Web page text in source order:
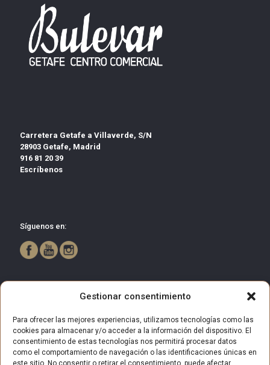
Gestionar consentimiento
Para ofrecer las mejores experiencias, utilizamos tecnologías como las
cookies para almacenar y/o acceder a la información del dispositivo. El
consentimiento de estas tecnologías nos permitirá procesar datos
como el comportamiento de navegación o las identificaciones únicas en
este sitio. No consentir o retirar el consentimiento, puede afectar
Carretera Getafe a Villaverde, S/N
28903 Getafe, Madrid
916 81 20 39
Escríbenos
Síguenos en: